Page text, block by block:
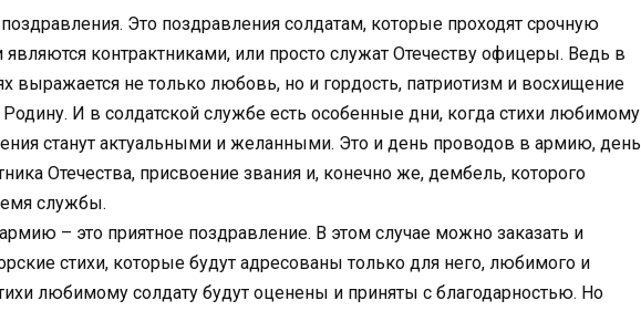
Это поздравления солдатам, которые проходят срочную
контрактниками, или просто служат Отечеству офицеры. Ведь в
выражается не только любовь, но и гордость, патриотизм и восхищение
И в солдатской службе есть особенные дни, когда стихи любимому
станут актуальными и желанными. Это и день проводов в армию, день
Отечества, присвоение звания и, конечно же, дембель, которого
службы.
– это приятное поздравление. В этом случае можно заказать и
стихи, которые будут адресованы только для него, любимого и
любимому солдату будут оценены и приняты с благодарностью. Но